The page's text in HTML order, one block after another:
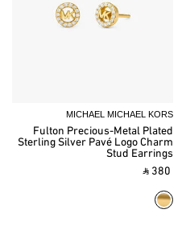
MICHAEL MICHAEL KORS
Fulton Precious-Metal Plated
Sterling Silver Pavé Logo Charm
Stud Earrings
‎ ⃁ 380 ‎